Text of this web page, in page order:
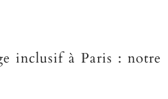
inclusif à Paris : notre